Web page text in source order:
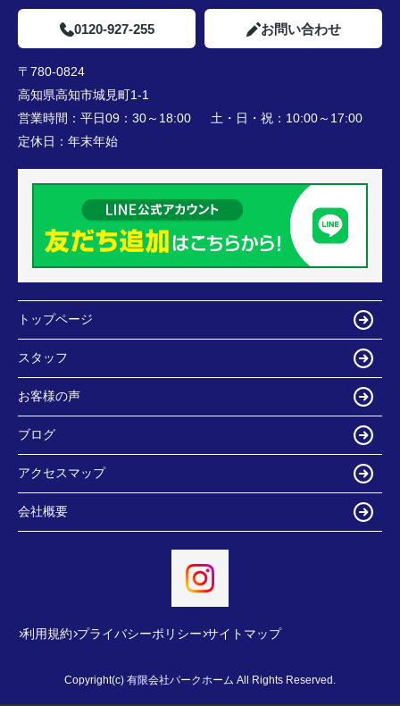
0120-927-255 お問い合わせ
〒780-0824
高知県高知市城見町1-1
営業時間： 平日09：30～18:00 土・日・祝：10:00～17:00
定休日： 年末年始
トップページ
スタッフ
お客様の声
ブログ
アクセスマップ
会社概要
利用規約 プライバシーポリシー サイトマップ
Copyright(c) 有限会社パークホーム All Rights Reserved.